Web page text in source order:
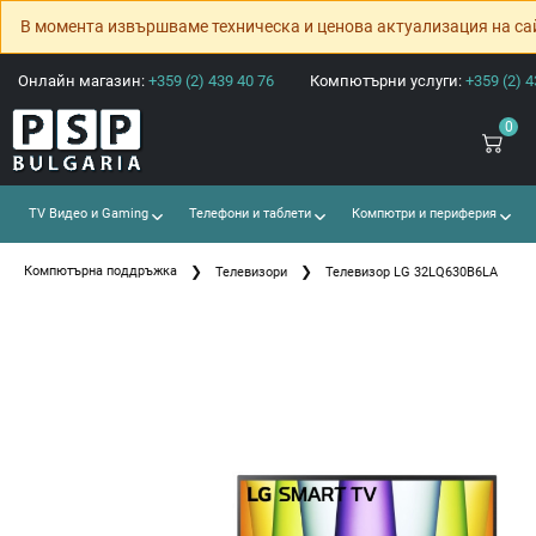
В момента извършваме техническа и ценова актуализация на
Онлайн магазин: +359 (2) 439 40 76 Компютърни услуги: +359 (2)
0
TV Видео и Gaming Телефони и таблети Компютри и периферия
Компютърна поддръжка Телевизори Телевизор LG 32LQ630B6LA